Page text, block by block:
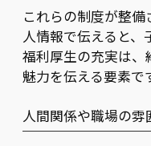
これらの制度が整
人情報で伝えると、
福利厚生の充実は
魅力を伝える要素で
人間関係や職場の雰